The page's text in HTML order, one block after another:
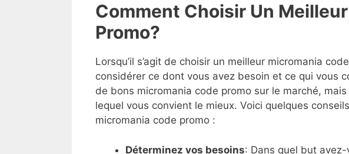
Comment Choisir Un
Promo?
Lorsqu’il s’agit de choisir un meilleur micromania
considérer ce dont vous avez besoin et ce qui vous
de bons micromania code promo sur le marché,
lequel vous convient le mieux. Voici quelques
micromania code promo :
Déterminez vos besoins: Dans quel but